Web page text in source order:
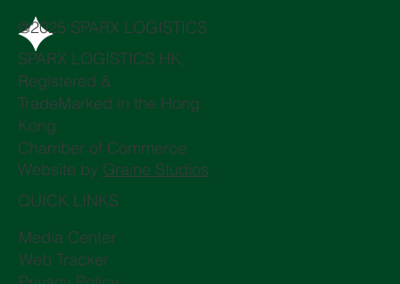
@2025 SPARX LOGISTICS
SPARX LOGISTICS HK,
Registered &
TradeMarked in the Hong
Kong
Chamber of Commerce
Website by Graine Studios
QUICK LINKS
Media Center
Web Tracker